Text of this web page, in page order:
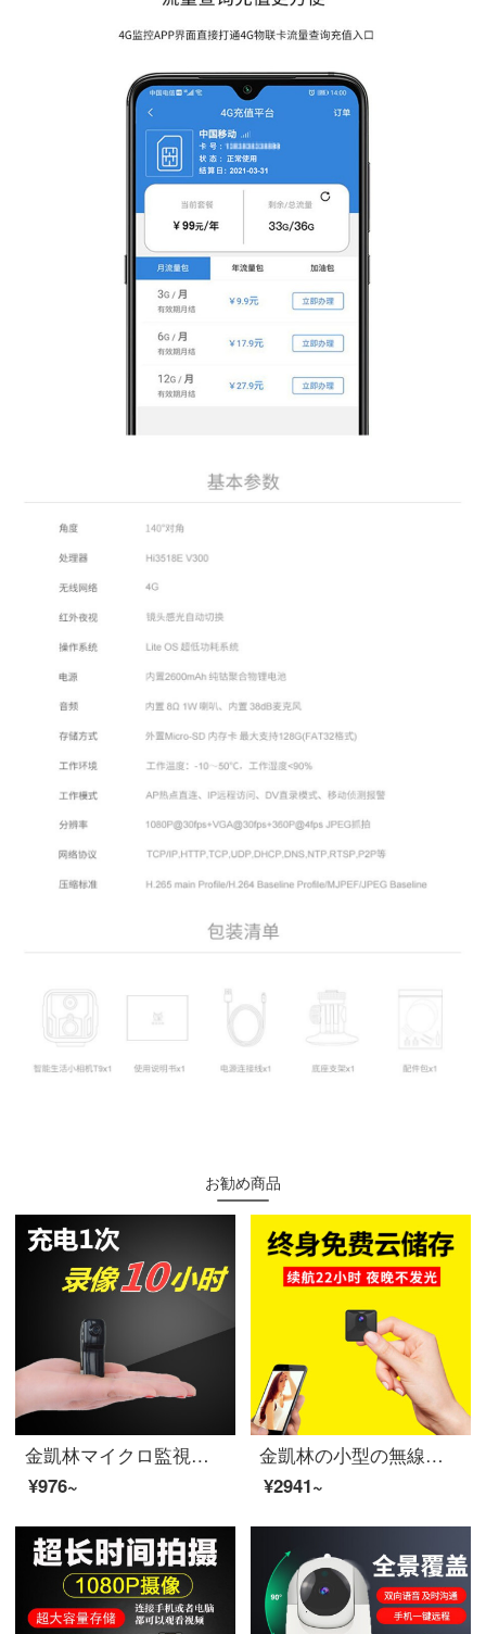
お勧め商品
金凱林マイクロ監視カメラ小型監視カメラビデオ小型記録計小型充電カメラ家庭用監視カメラ小型録画カメラ黒帯16 G高速カード
¥976~
金凱林の小型の無線の小型の隠しカメラの高清の夜間テレビの光がない撮影ヘッドビデオの長距離wifiの超小型の小型の監視カメラの家庭用テープの8 G
¥2941~